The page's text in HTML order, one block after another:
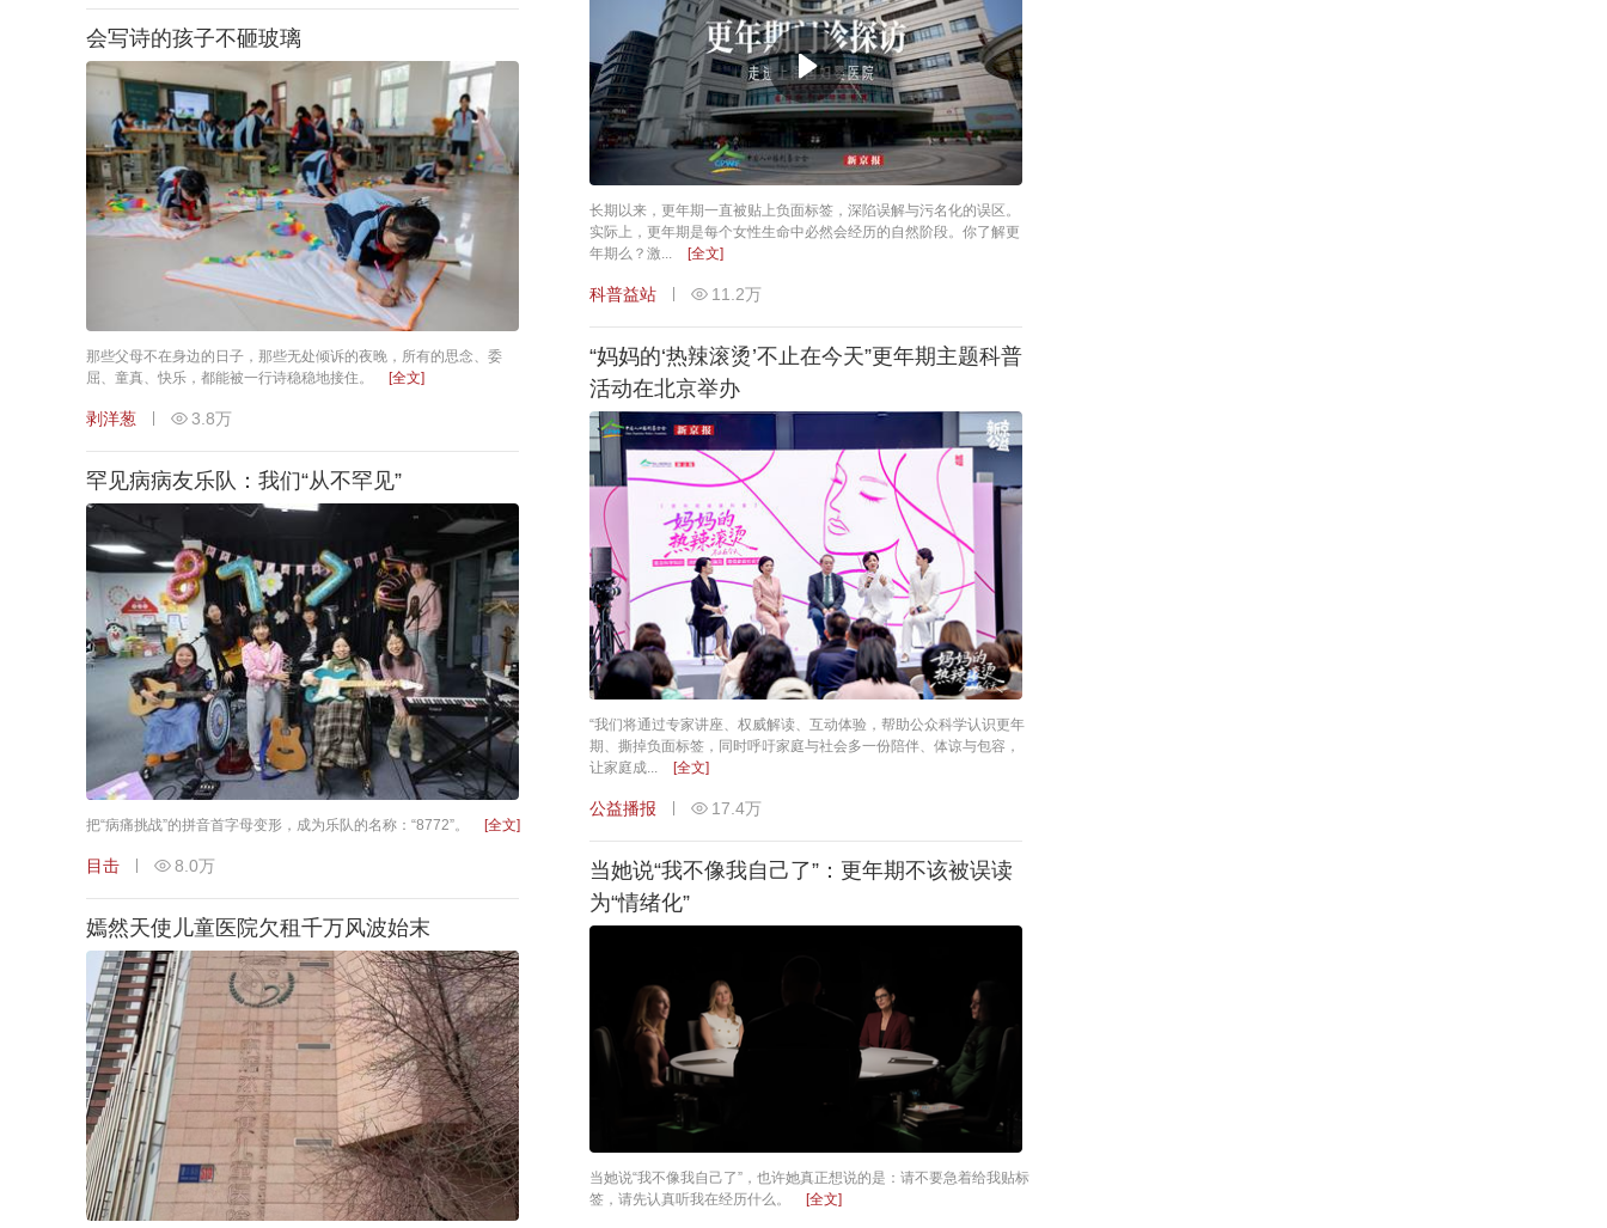
长期以来，更年期一直被贴上负面标签，深陷误解与污名化的误区。
实际上，更年期是每个女性生命中必然会经历的自然阶段。你了解更
年期么？激...
[全文]
科普益站 11.2万
会写诗的孩子不砸玻璃
那些父母不在身边的日子，那些无处倾诉的夜晚，所有的思念、委
屈、童真、快乐，都能被一行诗稳稳地接住。
[全文]
剥洋葱 3.8万
“妈妈的‘热辣滚烫’不止在今天”更年期主题科普
活动在北京举办
“我们将通过专家讲座、权威解读、互动体验，帮助公众科学认识更年
期、撕掉负面标签，同时呼吁家庭与社会多一份陪伴、体谅与包容，
让家庭成...
[全文]
公益播报 17.4万
罕见病病友乐队：我们“从不罕见”
把“病痛挑战”的拼音首字母变形，成为乐队的名称：“8772”。 [全文]
目击 8.0万
当她说“我不像我自己了”：更年期不该被误读
为“情绪化”
当她说“我不像我自己了”，也许她真正想说的是：请不要急着给我贴标
签，请先认真听我在经历什么。
[全文]
嫣然天使儿童医院欠租千万风波始末